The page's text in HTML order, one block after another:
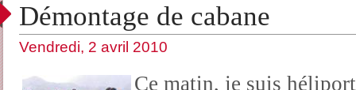
Démontage de cabane
Vendredi, 2 avril 2010
Ce matin, je suis